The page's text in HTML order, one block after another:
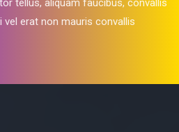
tellus, aliquam faucibus, convallis
vel erat non mauris convallis